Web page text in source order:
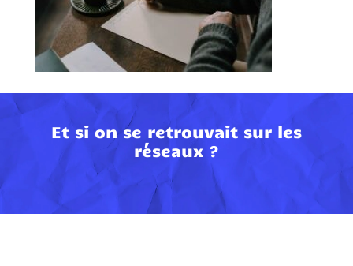
Et si on se retrouvait sur les
réseaux ?